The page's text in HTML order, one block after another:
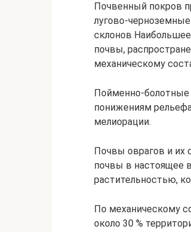
Почвенный покров
лугово-
склонов
почвы,
механическому
Пойменно-болотные
понижениям
мелиорации.
Почвы оврагов и
почвы в настоящее
растительностью,
По механическому
около 30 %